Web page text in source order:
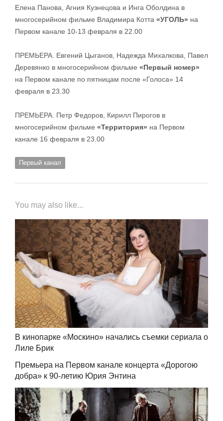
Елена Панова, Агния Кузнецова и Инга Оболдина в
многосерийном фильме Владимира Котта «УГОЛЬ» на
Первом канале 10-13 февраля в 22.00
ПРЕМЬЕРА. Евгений Цыганов, Надежда Михалкова, Павел
Деревянко в многосерийном фильме «Первый номер»
на Первом канале по пятницам после «Голоса» 14
февраля в 23.30
ПРЕМЬЕРА. Петр Федоров, Кирилл Пирогов в
многосерийном фильме «Территория» на Первом
канале 16 февраля в 23.00
Первый канал
You may also like...
В кинопарке «Москино» начались съемки сериала о
Лиле Брик
Премьера на Первом канале концерта «Дорогою
добра» к 90-летию Юрия Энтина